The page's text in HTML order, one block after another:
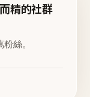
精的社群
絲。